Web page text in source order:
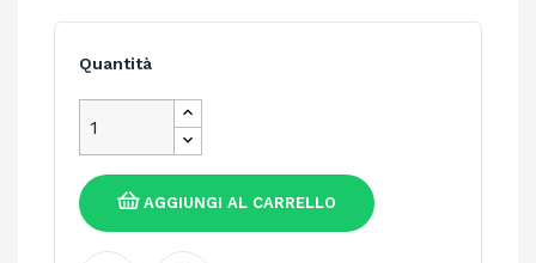
Quantità
AGGIUNGI AL CARRELLO